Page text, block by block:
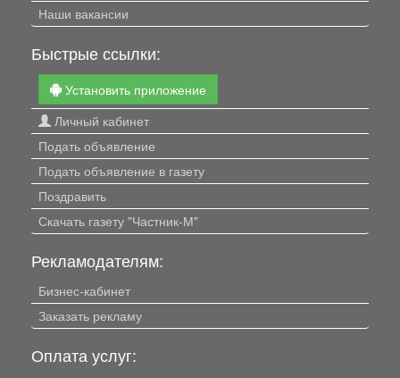
Наши вакансии
Быстрые ссылки:
Установить приложение
Личный кабинет
Подать объявление
Подать объявление в газету
Поздравить
Скачать газету "Частник-М"
Рекламодателям:
Бизнес-кабинет
Заказать рекламу
Оплата услуг: